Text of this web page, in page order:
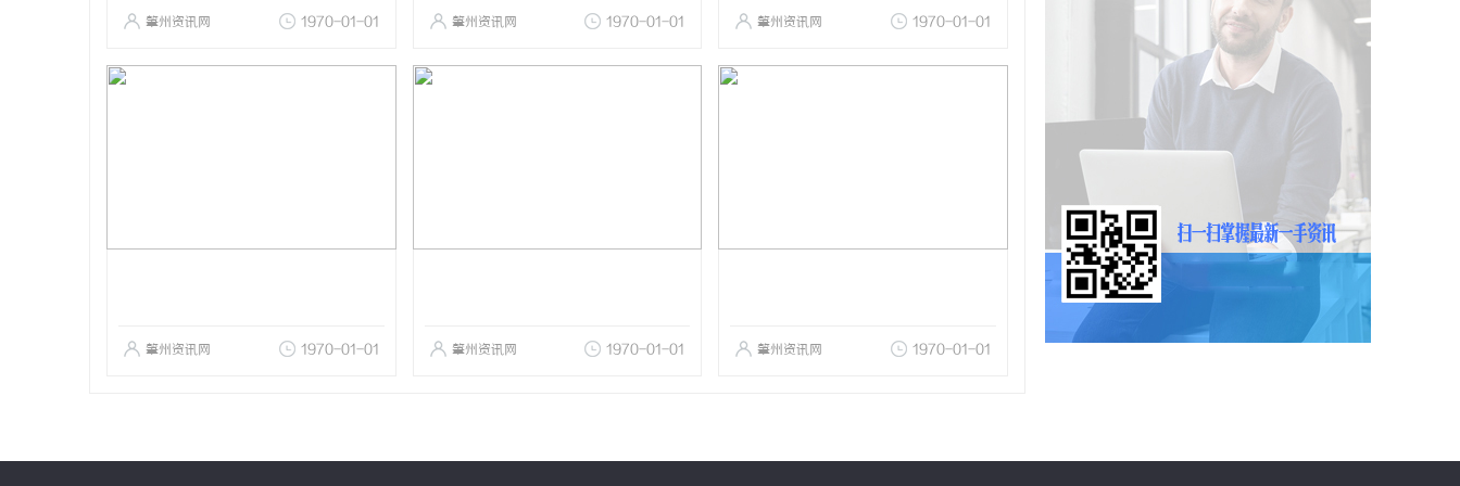
肇州资讯网 1970-01-01 肇州资讯网 1970-01-01 肇州资讯网 1970-01-01
肇州资讯网 1970-01-01 肇州资讯网 1970-01-01 肇州资讯网 1970-01-01